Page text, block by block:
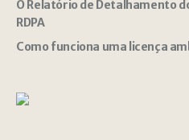
O Relatório de Detalhamento
RDPA
Como funciona uma licença